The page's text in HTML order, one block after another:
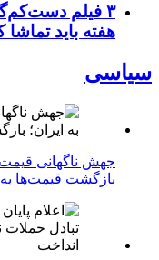
۳ فیلم
هفته باید تماشا
سیاسی
جهش ناگهانی قیمت
بازگشت قیمت‌ها